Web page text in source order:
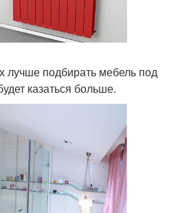
лучше подбирать мебель под
казаться больше.